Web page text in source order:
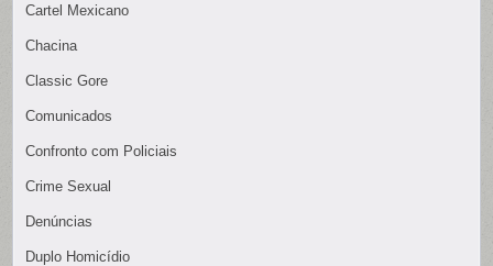
Cartel Mexicano
Chacina
Classic Gore
Comunicados
Confronto com Policiais
Crime Sexual
Denúncias
Duplo Homicídio